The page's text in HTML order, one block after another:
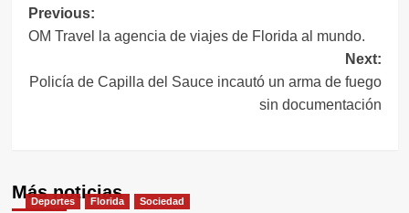
Navegación
de
entradas
Previous:
OM Travel la agencia de viajes de Florida al mundo.
Next:
Policía de Capilla del Sauce incautó un arma de fuego
sin documentación
Más noticias
Deportes Florida Sociedad